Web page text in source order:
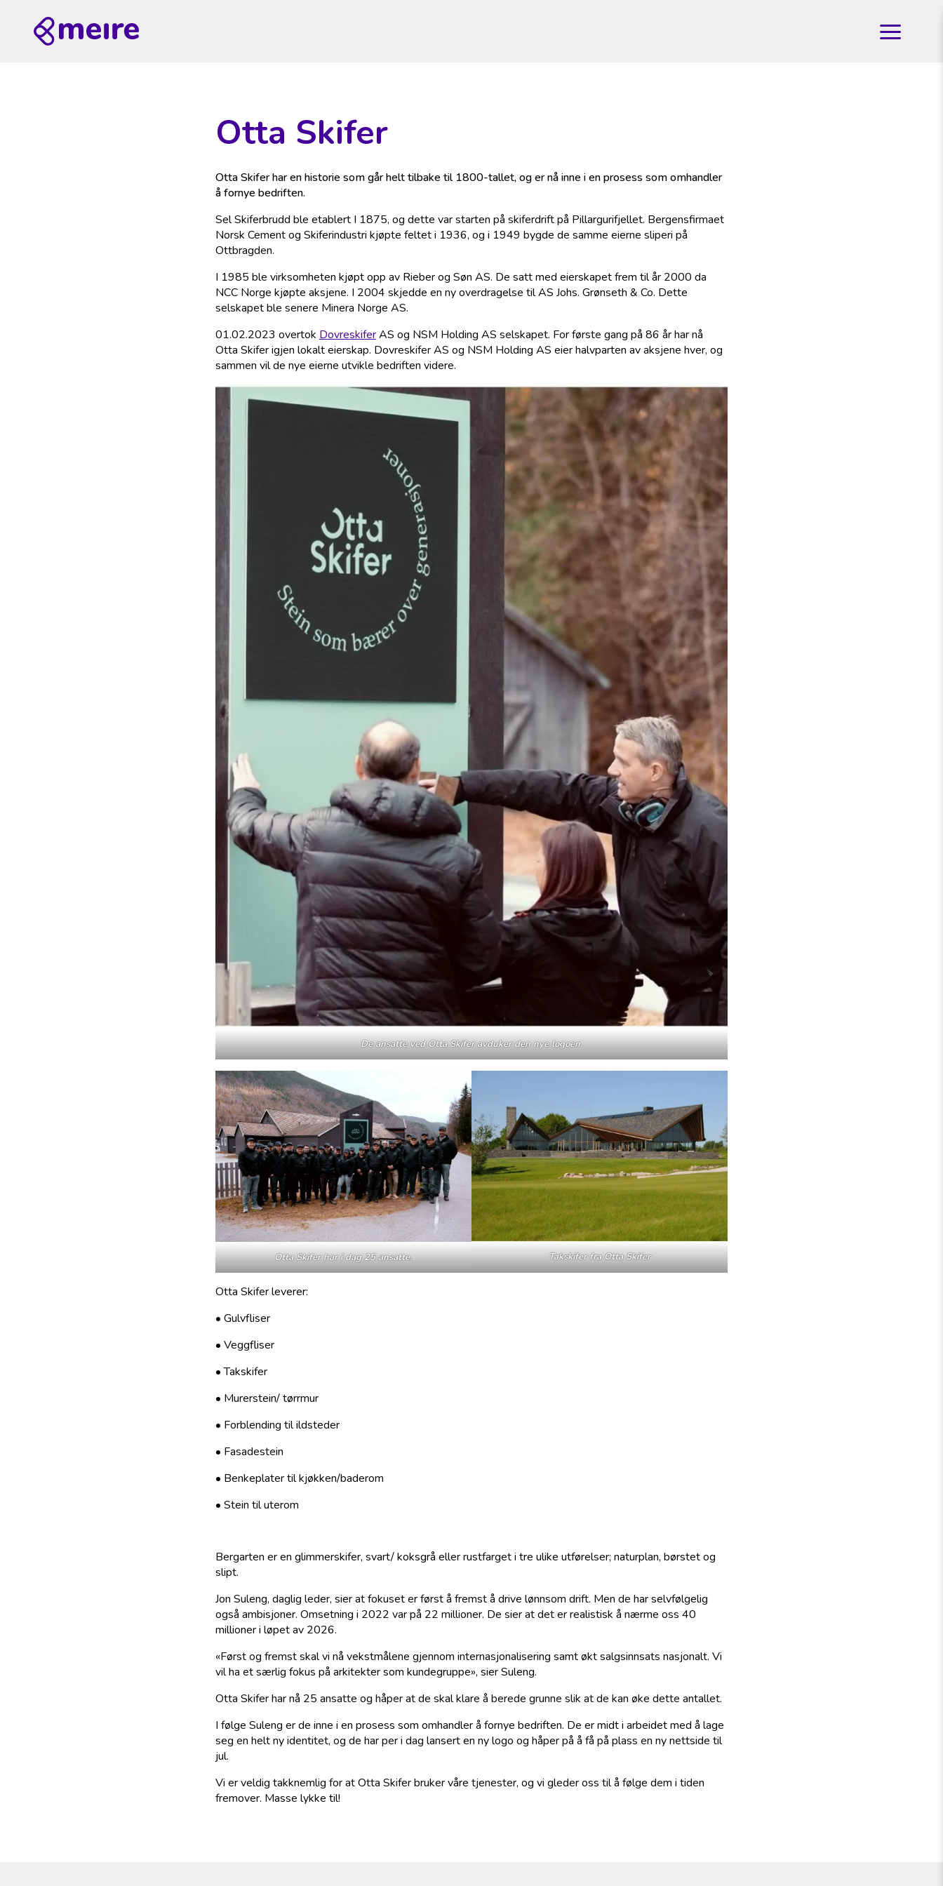
Otta Skifer
Otta Skifer har en historie som går helt tilbake til 1800-tallet, og er nå inne i en prosess som omhandler
å fornye bedriften.
Sel Skiferbrudd ble etablert I 1875, og dette var starten på skiferdrift på Pillargurifjellet. Bergensfirmaet
Norsk Cement og Skiferindustri kjøpte feltet i 1936, og i 1949 bygde de samme eierne sliperi på
Ottbragden.
I 1985 ble virksomheten kjøpt opp av Rieber og Søn AS. De satt med eierskapet frem til år 2000 da
NCC Norge kjøpte aksjene. I 2004 skjedde en ny overdragelse til AS Johs. Grønseth & Co. Dette
selskapet ble senere Minera Norge AS.
01.02.2023 overtok DovreskiferAS og NSM Holding AS selskapet. For første gang på 86 år har nå
Otta Skifer igjen lokalt eierskap. Dovreskifer AS og NSM Holding AS eier halvparten av aksjene hver, og
sammen vil de nye eierne utvikle bedriften videre.
De ansatte ved Otta Skifer avduker den nye logoen.
Otta Skifer har i dag 25 ansatte. Takskifer fra Otta Skifer
Otta Skifer leverer:
• Gulvfliser
• Veggfliser
• Takskifer
• Murerstein/ tørrmur
• Forblending til ildsteder
• Fasadestein
• Benkeplater til kjøkken/baderom
• Stein til uterom
Bergarten er en glimmerskifer, svart/ koksgrå eller rustfarget i tre ulike utførelser; naturplan, børstet og
slipt.
Jon Suleng, daglig leder, sier at fokuset er først å fremst å drive lønnsom drift. Men de har selvfølgelig
også ambisjoner. Omsetning i 2022 var på 22 millioner. De sier at det er realistisk å nærme oss 40
millioner i løpet av 2026.
«Først og fremst skal vi nå vekstmålene gjennom internasjonalisering samt økt salgsinnsats nasjonalt. Vi
vil ha et særlig fokus på arkitekter som kundegruppe», sier Suleng.
Otta Skifer har nå 25 ansatte og håper at de skal klare å berede grunne slik at de kan øke dette antallet.
I følge Suleng er de inne i en prosess som omhandler å fornye bedriften. De er midt i arbeidet med å lage
seg en helt ny identitet, og de har per i dag lansert en ny logo og håper på å få på plass en ny nettside til
jul.
Vi er veldig takknemlig for at Otta Skifer bruker våre tjenester, og vi gleder oss til å følge dem i tiden
fremover. Masse lykke til!